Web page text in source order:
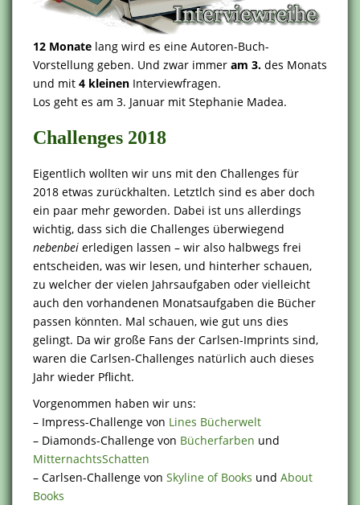
12 Monate lang wird es eine Autoren-Buch-
Vorstellung geben. Und zwar immer am 3. des Monats
und mit 4 kleinen Interviewfragen.
Los geht es am 3. Januar mit Stephanie Madea.
Challenges 2018
Eigentlich wollten wir uns mit den Challenges für
2018 etwas zurückhalten. Letztlch sind es aber doch
ein paar mehr geworden. Dabei ist uns allerdings
wichtig, dass sich die Challenges überwiegend
nebenbei erledigen lassen – wir also halbwegs frei
entscheiden, was wir lesen, und hinterher schauen,
zu welcher der vielen Jahrsaufgaben oder vielleicht
auch den vorhandenen Monatsaufgaben die Bücher
passen könnten. Mal schauen, wie gut uns dies
gelingt. Da wir große Fans der Carlsen-Imprints sind,
waren die Carlsen-Challenges natürlich auch dieses
Jahr wieder Pflicht.
Vorgenommen haben wir uns:
– Impress-Challenge von Lines Bücherwelt
– Diamonds-Challenge von Bücherfarben und
MitternachtsSchatten
– Carlsen-Challenge von Skyline of Books und About
Books